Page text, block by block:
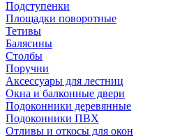
Подступенки
Площадки поворотные
Тетивы
Балясины
Столбы
Поручни
Аксессуары для лестниц
Окна и балконные двери
Подоконники деревянные
Подоконники ПВХ
Отливы и откосы для окон